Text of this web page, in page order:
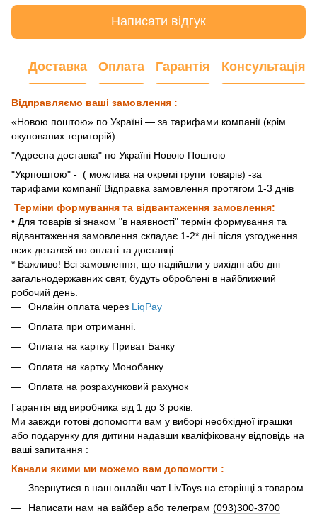
Написати відгук
Доставка Оплата Гарантія Консультація
Відправляємо ваші замовлення :
«Новою поштою» по Україні — за тарифами компанії (крім
окупованих територій)
"Адресна доставка" по Україні Новою Поштою
"Укрпоштою" - ( можлива на окремі групи товарів) -за
тарифами компанії Відправка замовлення протягом 1-3 днів
Терміни формування та відвантаження замовлення:
• Для товарів зі знаком "в наявності" термін формування та
відвантаження замовлення складає 1-2* дні після узгодження
всих деталей по оплаті та доставці
* Важливо! Всі замовлення, що надійшли у вихідні або дні
загальнодержавних свят, будуть оброблені в найближчий
робочий день.
Онлайн оплата через LiqPay
Оплата при отриманні.
Оплата на картку Приват Банку
Оплата на картку Монобанку
Оплата на розрахунковий рахунок
Гарантія від виробника від 1 до 3 років.
Ми завжди готові допомогти вам у виборі необхідної іграшки
або подарунку для дитини надавши кваліфіковану відповідь на
ваші запитання :
Канали якими ми можемо вам допомогти :
Звернутися в наш онлайн чат LivToys на сторінці з товаром
Написати нам на вайбер або телеграм (093)300-3700